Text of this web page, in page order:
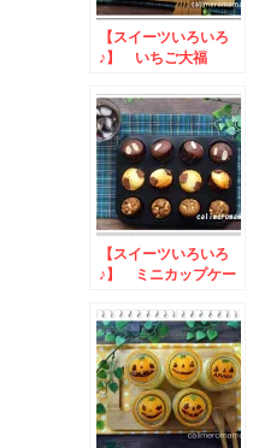
【スイーツいろいろ
♪】 いちご大福
【スイーツいろいろ
♪】 ミニカップケー